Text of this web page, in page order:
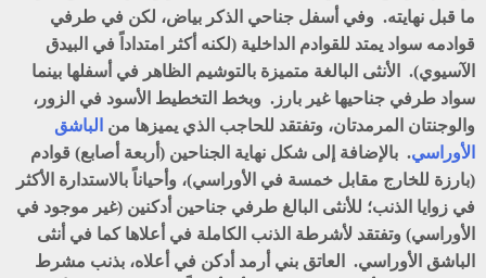
ما قبل نهايته. وفي أسفل جناحي الذكر بياض، لكن في طرفي
قوادمه سواد يمتد للقوادم الداخلية (لكنه أكثر امتداداً في البيدق
الآسيوي). الأنثى البالغة متميزة بالتوشيم الظاهر في أسفلها بينما
سواد طرفي جناحيها غير بارز. وبخط التخطيط الأسود في الزور،
والوجنتان المرمدتان، وتفتقد للحاجب الذي يميزها من الباشق
الأوراسي. بالإضافة إلى شكل نهاية الجناحين (أربعة أصابع) قوادم
(بارزة للخارج مقابل خمسة في الأوراسي)، وأحياناً بالاستدارة الأكثر
في زوايا الذنب؛ للأنثى البالغ طرفي جناحين أدكنين (غير موجود في
الأوراسي) وتفتقد لأشرطة الذنب الكاملة في أعلاها كما في أنثى
الباشق الأوراسي. العاتق بني أرمد أدكن في أعلاه، بذنب مشرط